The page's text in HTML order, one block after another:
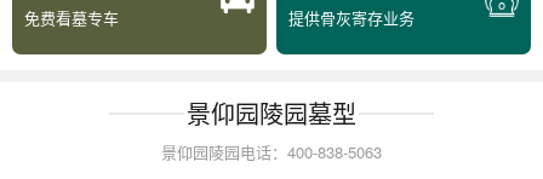
免费看墓专车 提供骨灰寄存业务
景仰园陵园墓型
景仰园陵园电话：400-838-5063